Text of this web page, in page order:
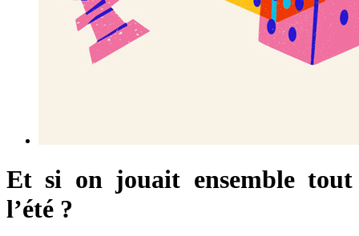
Et si on jouait ensemble tout
l’été ?